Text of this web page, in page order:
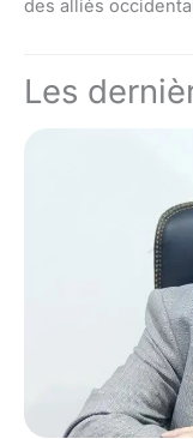
des alliés
Les